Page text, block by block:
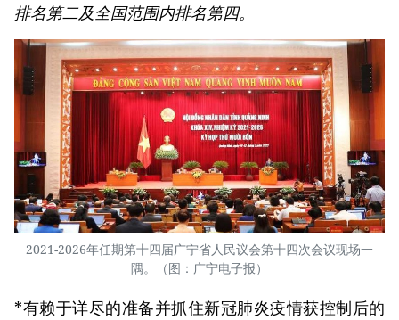
排名第二及全国范围内排名第四。
2021-2026年任期第十四届广宁省人民议会第十四次会议现场一
隅。（图：广宁电子报）
*有赖于详尽的准备并抓住新冠肺炎疫情获控制后的